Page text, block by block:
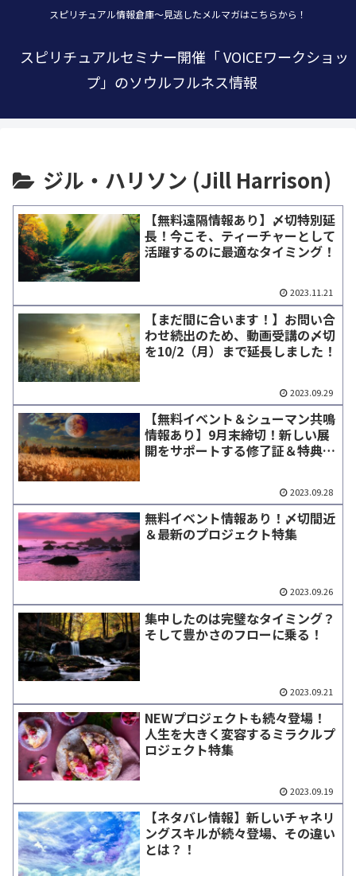
スピリチュアル情報倉庫～見逃したメルマガはこちらから！
スピリチュアルセミナー開催「 VOICEワークショッ
プ」のソウルフルネス情報
ジル・ハリソン (Jill Harrison)
【無料遠隔情報あり】〆切特別延
長！今こそ、ティーチャーとして
活躍するのに最適なタイミング！
2023.11.21
【まだ間に合います！】お問い合
わせ続出のため、動画受講の〆切
を10/2（月）まで延長しました！
2023.09.29
【無料イベント＆シューマン共鳴
情報あり】9月末締切！新しい展
開をサポートする修了証＆特典付
2023.09.28
無料イベント情報あり！〆切間近
＆最新のプロジェクト特集
2023.09.26
集中したのは完璧なタイミング？
そして豊かさのフローに乗る！
2023.09.21
NEWプロジェクトも続々登場！
人生を大きく変容するミラクルプ
ロジェクト特集
2023.09.19
【ネタバレ情報】新しいチャネリ
ングスキルが続々登場、その違い
とは？！